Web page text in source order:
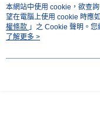
熱門標籤
本網站中使用 cookie，欲查
望在電腦上使用 cookie 時應
權條款 」之 Cookie 聲明。
用條款之 Cookie 聲明使用
了解更多 >